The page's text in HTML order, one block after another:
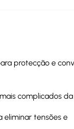
protecção e
complicados da
eliminar tensões e